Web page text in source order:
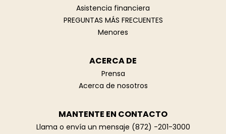
Asistencia financiera
PREGUNTAS MÁS FRECUENTES
Menores
ACERCA DE
Prensa
Acerca de nosotros
MANTENTE EN CONTACTO
Llama o envía un mensaje (872) -201-3000